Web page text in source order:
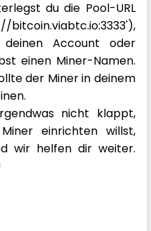
du die Pool-URL
Account oder
einen Miner-Namen.
der Miner in deinem
nicht klappt,
einrichten willst,
wir helfen dir weiter.